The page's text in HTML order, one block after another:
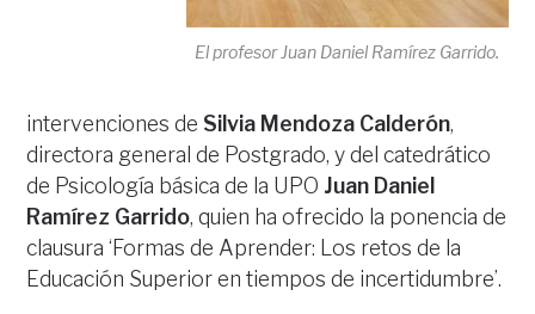
El profesor Juan Daniel Ramírez Garrido.
intervenciones de Silvia Mendoza Calderón,
directora general de Postgrado, y del catedrático
de Psicología básica de la UPO Juan Daniel
Ramírez Garrido, quien ha ofrecido la ponencia de
clausura ‘Formas de Aprender: Los retos de la
Educación Superior en tiempos de incertidumbre’.